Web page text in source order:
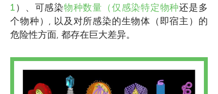
1 ）、可感染物种数量（仅感染特定物种还是多
个物种）, 以及对所感染的生物体（即宿主）的
危险性方面, 都存在巨大差异。